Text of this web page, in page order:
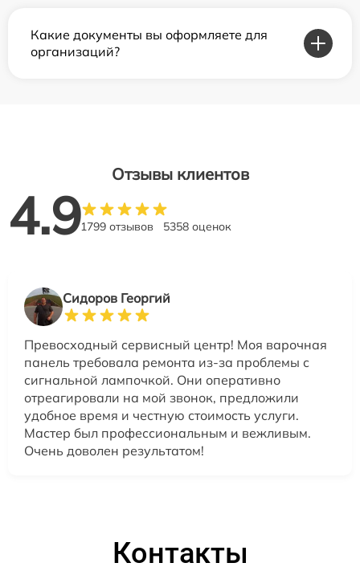
Какие документы вы оформляете для
организаций?
Отзывы клиентов
4.91799 отзывов 5358 оценок
Сидоров Георгий
Превосходный сервисный центр! Моя варочная
панель требовала ремонта из-за проблемы с
сигнальной лампочкой. Они оперативно
отреагировали на мой звонок, предложили
удобное время и честную стоимость услуги.
Мастер был профессиональным и вежливым.
Очень доволен результатом!
Контакты